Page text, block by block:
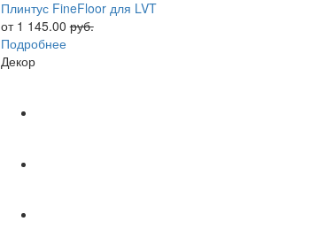
Плинтус FineFloor для LVT
от 1 145.00руб.
Подробнее
Декор